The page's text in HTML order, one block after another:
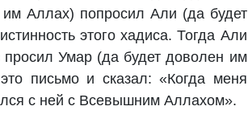
Аллах) попросил Али (да будет
этого хадиса. Тогда Али
просил Умар (да будет доволен им
письмо и сказал: «Когда меня
с ней с Всевышним Аллахом».